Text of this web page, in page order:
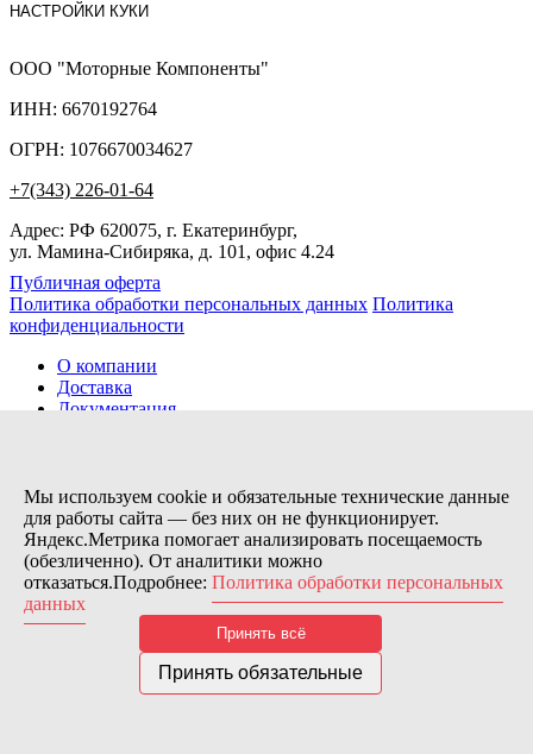
НАСТРОЙКИ КУКИ
ООО "Моторные Компоненты"
ИНН: 6670192764
ОГРН: 1076670034627
+7(343) 226-01-64
Адрес: РФ 620075, г. Екатеринбург,
ул. Мамина-Сибиряка, д. 101, офис 4.24
Публичная оферта
Политика обработки персональных данных Политика
конфиденциальности
О компании
Доставка
Документация
Контакты
Заказов сегодня / Всего
86
11194
Нас можно найти тут:
© 2026 Motor Components. Все права защищены
Дизайн и разработка сайта
Nice’
В связи с возникшими затруднениями с поставками из-за
Мы используем cookie и обязательные технические данные
для работы сайта — без них он не функционирует.
Яндекс.Метрика помогает анализировать посещаемость
(обезличенно). От аналитики можно
отказаться.Подробнее: Политика обработки персональных
данных
Принять всё
Принять обязательные